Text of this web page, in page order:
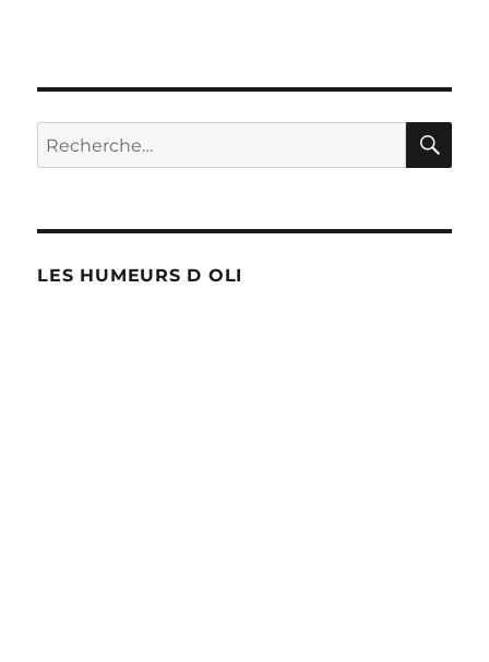
Recherche
pour :
LES HUMEURS D OLI